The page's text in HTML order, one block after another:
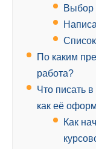
Выбор
По каким
работа?
Что писать в
как её
Как